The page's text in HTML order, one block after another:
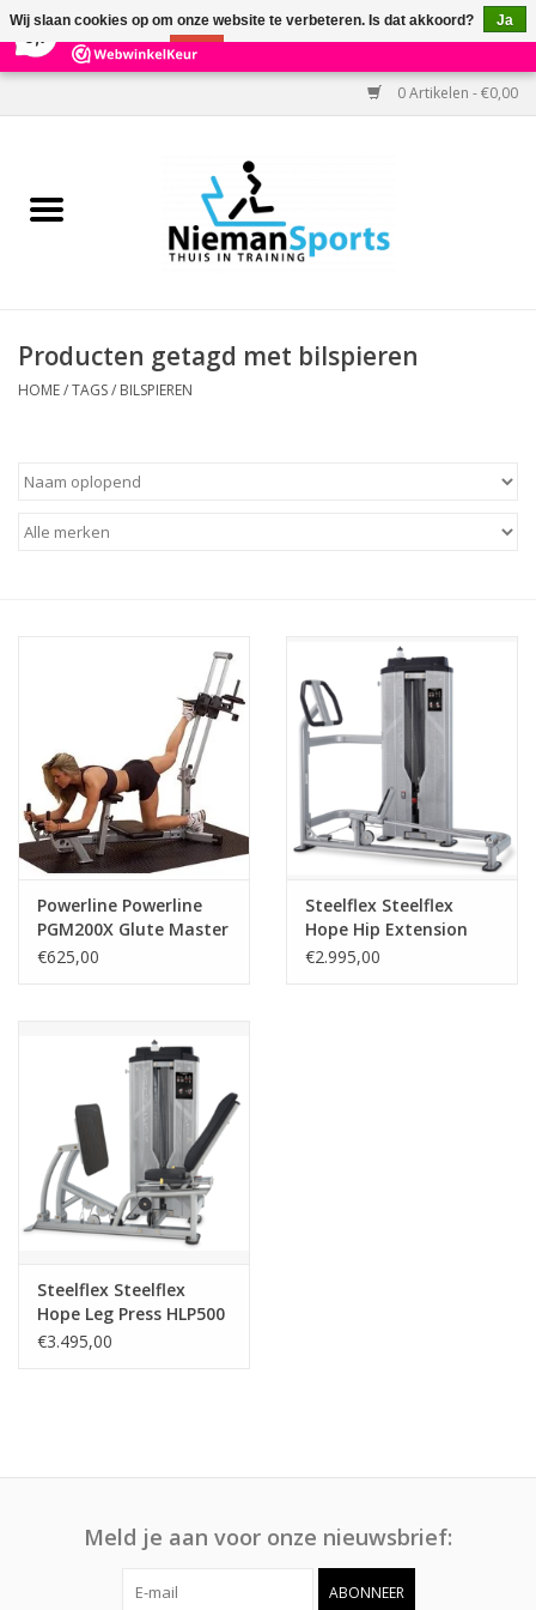
303 Reviews ×
0 Artikelen - €0,00
Home
Kracht
Producten getagd met bilspieren
HOME/TAGS/ BILSPIEREN
Powerline Powerline
PGM200X Glute Master
€625,00
Steelflex Steelflex
Hope Hip Extension
HHE1900
€2.995,00
Steelflex Steelflex
Hope Leg Press HLP500
€3.495,00
Meld je aan voor onze nieuwsbrief:
ABONNEER
Wij slaan cookies op om onze website te verbeteren. Is dat akkoord?
Ja
Nee